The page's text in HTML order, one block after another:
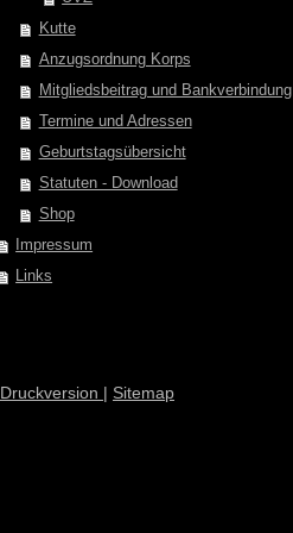
Kutte
Anzugsordnung Korps
Mitgliedsbeitrag und Bankverbindung
Termine und Adressen
Geburtstagsübersicht
Statuten - Download
Shop
Impressum
Links
Druckversion | Sitemap